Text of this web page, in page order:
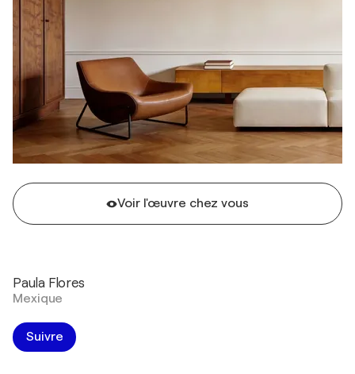
Voir l'œuvre chez vous
Paula Flores
Mexique
Suivre